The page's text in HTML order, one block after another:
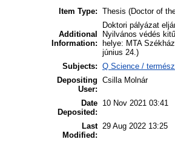
Item Type: Thesis (Doctor of
Additional
Information:
Doktori pályázat
Nyilvános védés
helye: MTA
június 24.)
Subjects: Q Science /
Depositing
User:
Csilla Molnár
Date
Deposited:
10 Nov 2021 03:41
Last
Modified:
29 Aug 2022 13:25